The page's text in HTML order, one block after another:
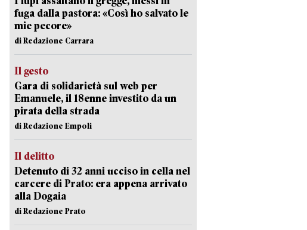
fuga dalla pastora: «Così ho salvato le
mie pecore»
di Redazione Carrara
Il gesto
Gara di solidarietà sul web per
Emanuele, il 18enne investito da un
pirata della strada
di Redazione Empoli
Il delitto
Detenuto di 32 anni ucciso in cella nel
carcere di Prato: era appena arrivato
alla Dogaia
di Redazione Prato